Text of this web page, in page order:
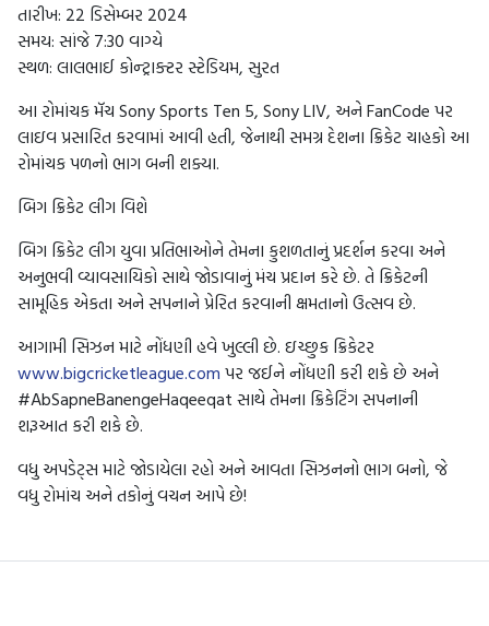
તારીખ: 22 ડિસેમ્બર 2024
સમય: સાંજે 7:30 વાગ્યે
સ્થળ: લાલભાઈ કોન્ટ્રાક્ટર સ્ટેડિયમ, સુરત
આ રોમાંચક મૅચ Sony Sports Ten 5, Sony LIV, અને FanCode પર
લાઇવ પ્રસારિત કરવામાં આવી હતી, જેનાથી સમગ્ર દેશના ક્રિકેટ ચાહકો આ
રોમાંચક પળનો ભાગ બની શક્યા.
બિગ ક્રિકેટ લીગ વિશે
બિગ ક્રિકેટ લીગ યુવા પ્રતિભાઓને તેમના કુશળતાનું પ્રદર્શન કરવા અને
અનુભવી વ્યાવસાયિકો સાથે જોડાવાનું મંચ પ્રદાન કરે છે. તે ક્રિકેટની
સામૂહિક એકતા અને સપનાને પ્રેરિત કરવાની ક્ષમતાનો ઉત્સવ છે.
આગામી સિઝન માટે નોંધણી હવે ખુલ્લી છે. ઇચ્છુક ક્રિકેટર
www.bigcricketleague.com પર જઈને નોંધણી કરી શકે છે અને
#AbSapneBanengeHaqeeqat સાથે તેમના ક્રિકેટિંગ સપનાની
શરૂઆત કરી શકે છે.
વધુ અપડેટ્સ માટે જોડાયેલા રહો અને આવતા સિઝનનો ભાગ બનો, જે
વધુ રોમાંચ અને તકોનું વચન આપે છે!